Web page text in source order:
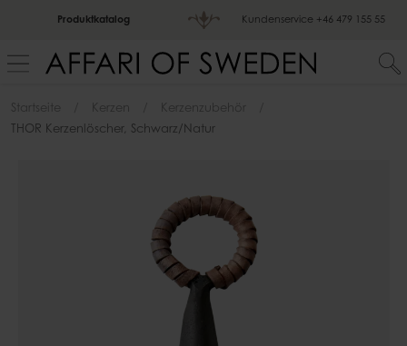
Produktkatalog Kundenservice +46 479 155 55
Startseite Kerzen
Kerzenzubehör
THOR Kerzenlöscher, Schwarz/natur